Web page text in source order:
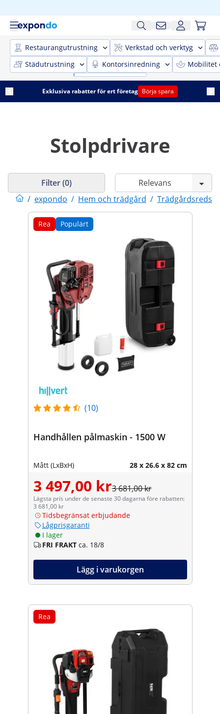
Restaurangutrustning
Verkstad och verktyg
Städutrustning
Kontorsinredning Mobilitet
Exklusiva rabatter för ert företag Börja spara
Stolpdrivare
/ expondo / Hem och trädgård /
Filter (0)
Rea Populärt
(10)
Handhållen pålmaskin - 1500 W
Mått (LxBxH) 28 x 26.6 x 82 cm
3 497,00 kr3 681,00 kr
Lägsta pris under de senaste 30 dagarna före rabatten:
3 681,00 kr
Tidsbegränsat erbjudande
Lågprisgaranti
I lager
FRI FRAKT ca. 18/8
Lägg i varukorgen
Rea